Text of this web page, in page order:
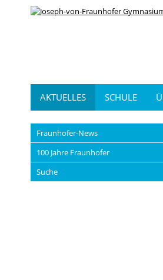
AKTUELLES SCHULE
Fraunhofer-News
100 Jahre Fraunhofer
Suche